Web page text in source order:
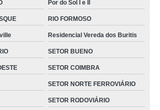
Planaltina
Itumbiara
extensão de joelho SETOR SUDOESTE
torcicolo Aparecida de Goiânia
JARDIM GOIÁS
Por do Sol I e II
RIO FORMOSO
Residencial Vereda dos Buritis
SETOR BUENO
SETOR COIMBRA
SETOR NORTE FERROVIÁRIO
SETOR RODOVIÁRIO